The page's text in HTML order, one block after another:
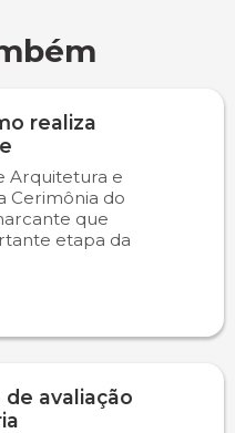
realiza
Arquitetura e
Cerimônia do
que
etapa da
avaliação